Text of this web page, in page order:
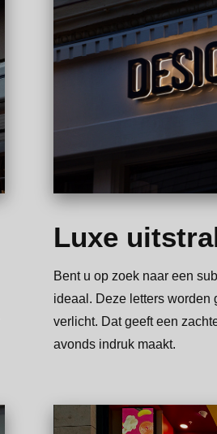
Luxe
Bent u op zoek naar een
ideaal. Deze letters worden
verlicht. Dat geeft een
avonds indruk maakt.